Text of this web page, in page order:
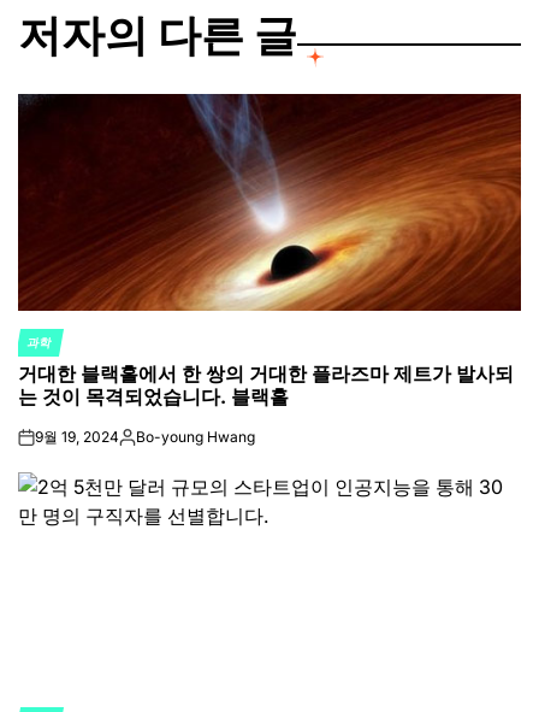
저자의 다른 글
POSTED
IN
과학
거대한 블랙홀에서 한 쌍의 거대한 플라즈마 제트가 발사되
는 것이 목격되었습니다. 블랙홀
on9월 19, 2024Posted
Bo-young Hwang